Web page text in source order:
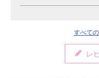
2024/04/08
すべて
レ